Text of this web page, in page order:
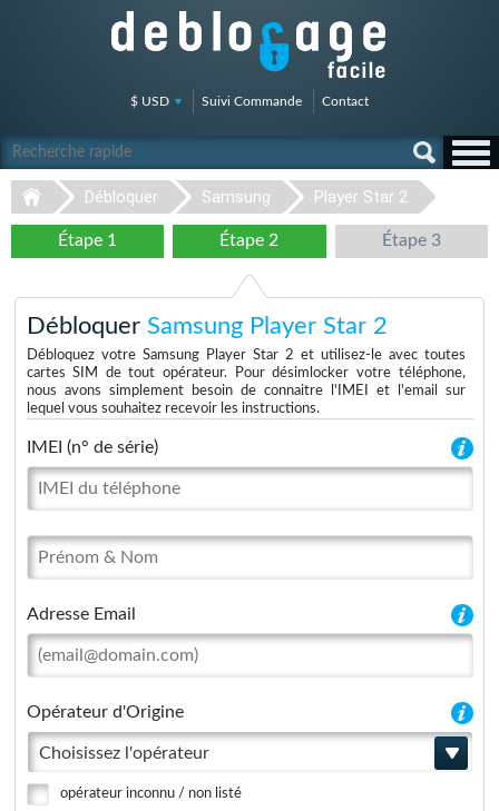
$ USD Suivi Commande Contact
Débloquer Samsung Player Star 2
Étape 1 Étape 2 Étape 3
Débloquer Samsung Player Star 2
Débloquez votre Samsung Player Star 2 et utilisez-le avec toutes
cartes SIM de tout opérateur. Pour désimlocker votre téléphone,
nous avons simplement besoin de connaitre l'IMEI et l'email sur
lequel vous souhaitez recevoir les instructions.
IMEI (n° de série)
Adresse Email
Opérateur d'Origine
Choisissez l'opérateur
opérateur inconnu / non listé